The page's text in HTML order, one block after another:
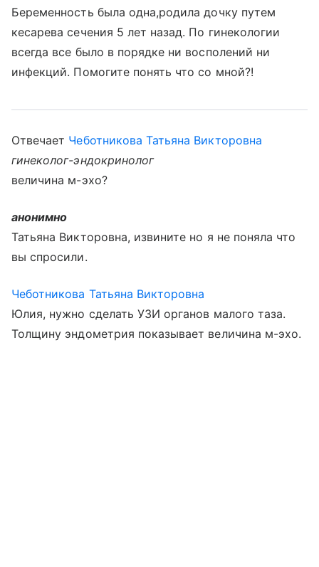
Беременность была одна,родила дочку путем
кесарева сечения 5 лет назад. По гинекологии
всегда все было в порядке ни восполений ни
инфекций. Помогите понять что со мной?!
Отвечает Чеботникова Татьяна Викторовна
гинеколог-эндокринолог
величина м-эхо?
анонимно
Татьяна Викторовна, извините но я не поняла что
вы спросили.
Чеботникова Татьяна Викторовна
Юлия, нужно сделать УЗИ органов малого таза.
Толщину эндометрия показывает величина м-эхо.